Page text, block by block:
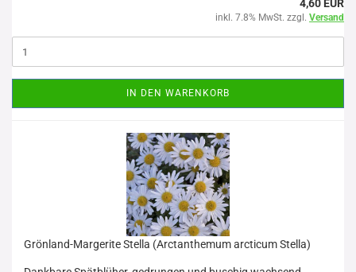
4,60 EUR
inkl. 7.8% MwSt. zzgl. Versand
IN DEN WARENKORB
Grönland-Margerite Stella (Arctanthemum arcticum Stella)